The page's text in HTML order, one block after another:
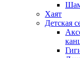
Хаят
Детская